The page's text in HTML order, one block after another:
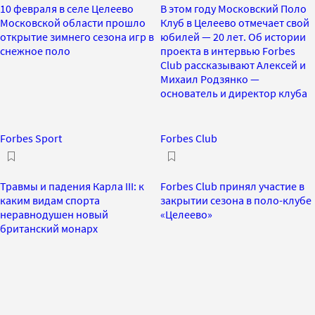
10 февраля в селе Целеево
Московской области прошло
открытие зимнего сезона игр в
снежное поло
В этом году Московский Поло
Клуб в Целеево отмечает свой
юбилей — 20 лет. Об истории
проекта в интервью Forbes
Club рассказывают Алексей и
Михаил Родзянко —
основатель и директор клуба
Forbes Sport
Травмы и падения Карла III: к
каким видам спорта
неравнодушен новый
британский монарх
Forbes Club
Forbes Club принял участие в
закрытии сезона в поло-клубе
«Целеево»